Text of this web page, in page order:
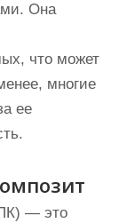
Она
что может
многие
ее
— это